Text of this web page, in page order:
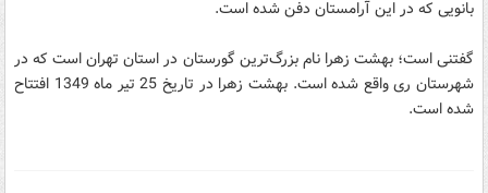
بانویی که در این آرامستان دفن شده است.
گفتنی است؛ بهشت زهرا نام بزرگ‌ترین گورستان در استان تهران است که در
شهرستان ری واقع شده است. بهشت زهرا در تاریخ 25 تیر ماه 1349 افتتاح
شده است.